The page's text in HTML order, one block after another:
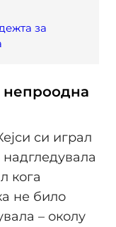
за
непроодна
си играл
кога
не било
– околу